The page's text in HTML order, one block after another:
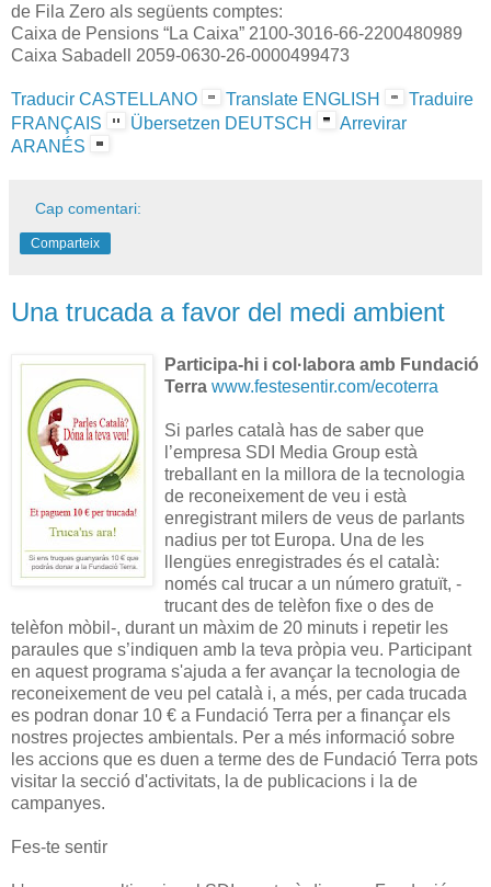
de Fila Zero als següents comptes:
Caixa de Pensions “La Caixa” 2100-3016-66-2200480989
Caixa Sabadell 2059-0630-26-0000499473
Traducir CASTELLANO Translate ENGLISH
Traduire
FRANÇAIS
Übersetzen DEUTSCH
Arrevirar
ARANÉS
Cap comentari:
Comparteix
Una trucada a favor del medi ambient
Participa-hi i col·labora amb Fundació
Terra www.festesentir.com/ecoterra
Si parles català has de saber que
l’empresa SDI Media Group està
treballant en la millora de la tecnologia
de reconeixement de veu i està
enregistrant milers de veus de parlants
nadius per tot Europa. Una de les
llengües enregistrades és el català:
només cal trucar a un número gratuït, -
trucant des de telèfon fixe o des de
telèfon mòbil-, durant un màxim de 20 minuts i repetir les
paraules que s’indiquen amb la teva pròpia veu. Participant
en aquest programa s'ajuda a fer avançar la tecnologia de
reconeixement de veu pel català i, a més, per cada trucada
es podran donar 10 € a Fundació Terra per a finançar els
nostres projectes ambientals. Per a més informació sobre
les accions que es duen a terme des de Fundació Terra pots
visitar la secció d'activitats, la de publicacions i la de
campanyes.
Fes-te sentir